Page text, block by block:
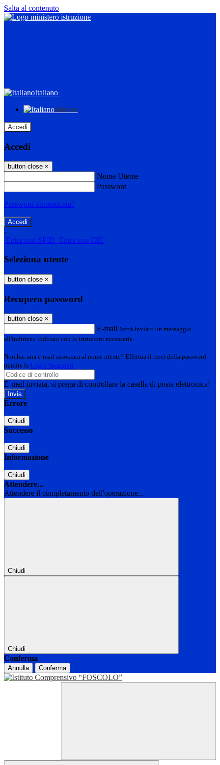
Salta al contenuto
Italiano
Italiano
Accedi
Accedi
button close ×
Nome Utente
Password
Password dimenticata?
-
Entra con SPID Entra con CIE
Seleziona utente
button close ×
Recupero password
button close ×
E-mail Verrà inviato un messaggio
all'indirizzo indicato con le istruzioni necessarie.
Non hai una e-mail associata al nome utente? Effettua il reset della password
tramite la Login Spaggiari
E-mail inviata, si prega di controllare la casella di posta elettronica!
Errore
Chiudi
Successo
Chiudi
Informazione
Chiudi
Attendere...
Attendere il completamento dell'operazione...
Chiudi
Chiudi
Conferma
Annulla Conferma